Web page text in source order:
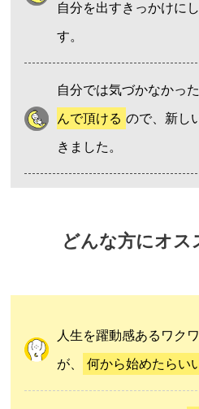
自分を出すきっかけに
す。
自分では気づかなかっ
んで頂ける ので、新し
きました。
どんな方にオス
人生を躍動感あるワク
が、 何から始めたらい